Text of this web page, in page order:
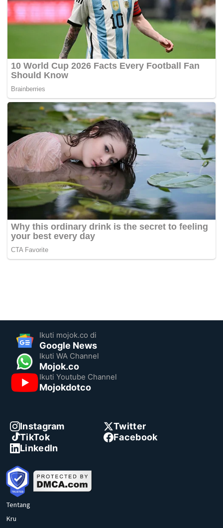
Ikuti mojok.co di
Google News
Ikuti WA Channel
Mojok.co
Ikuti Youtube Channel
Mojokdotco
Instagram
Twitter
TikTok
Facebook
LinkedIn
Tentang
Kru